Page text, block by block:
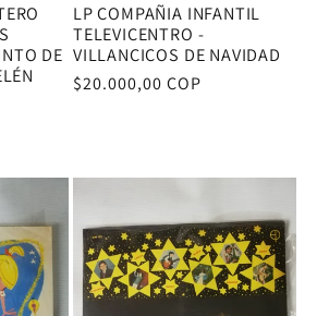
DE
LP COMPAÑIA INFANTIL
TELEVICENTRO -
VILLANCICOS DE NAVIDAD
Precio
$20.000,00 COP